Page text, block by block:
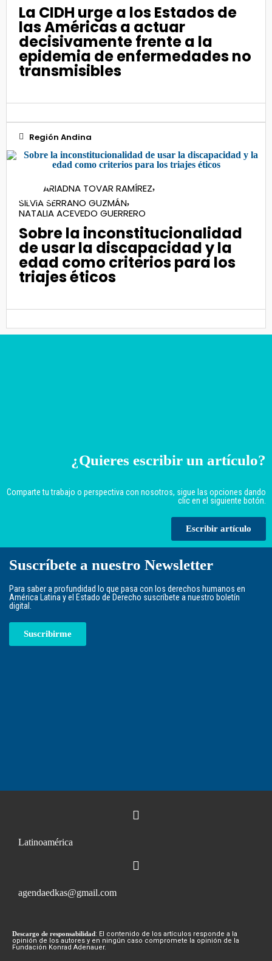
La CIDH urge a los Estados de
las Américas a actuar
decisivamente frente a la
epidemia de enfermedades no
transmisibles
Región Andina
24
Nov 2023
ARIADNA TOVAR RAMÍREZ,
SILVIA SERRANO GUZMÁN,
NATALIA ACEVEDO GUERRERO
Sobre la inconstitucionalidad
de usar la discapacidad y la
edad como criterios para los
triajes éticos
¿Quieres escribir un artículo?
Comparte tu trabajo o perspectiva con nosotros, sigue las opciones dando
clic en el siguiente botón.
Escribir artículo
Suscríbete a nuestro Newsletter
Para saber a profundidad lo que pasa con los derechos humanos en
América Latina y el Estado de Derecho suscríbete a nuestro boletín
digital.
Suscribirme
Latinoamérica
agendaedkas@gmail.com
Descargo de responsabilidad: El contenido de los artículos responde a la
opinión de los autores y en ningún caso compromete la opinión de la
Fundación Konrad Adenauer.